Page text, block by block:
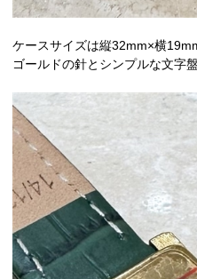
ケースサイズは縦32mm×横
ゴールドの針とシンプルな文字盤